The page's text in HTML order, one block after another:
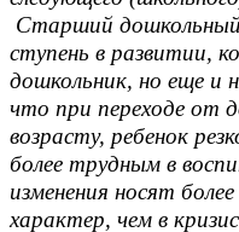
Старший дошкольный
ступень в развитии,
дошкольник, но еще и
что при переходе от
возрасту, ребенок
более трудным в
изменения носят
характер, чем в